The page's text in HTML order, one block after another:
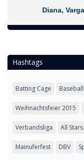
Diana,
Hashtags
Batting Cage
Weihnachtsfeier 2015
Verbandsliga All
Mainuferfest DBV